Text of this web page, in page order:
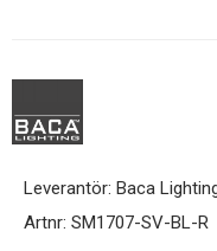
vanlig bågfil. Perfekta för
LED-tejp bredd kan inte
Leverantör: Baca
Artnr: SM1707-SV-BL-R